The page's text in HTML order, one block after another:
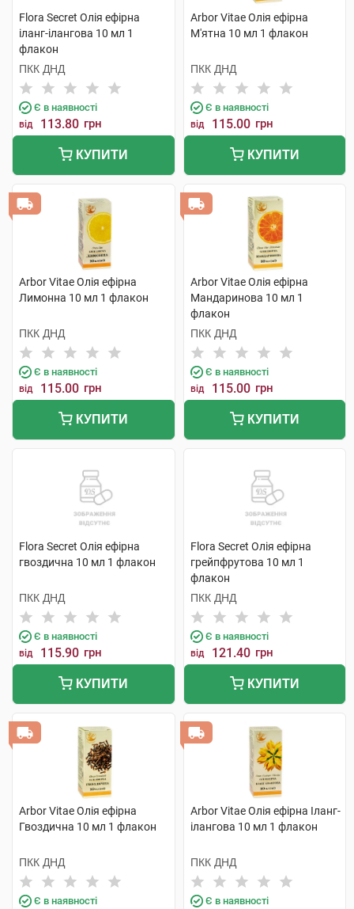
Flora Secret Олія ефірна
іланг-ілангова 10 мл 1
флакон
ПКК ДНД
Є в наявності
від 113.80 грн
КУПИТИ
Arbor Vitae Олія ефірна
М'ятна 10 мл 1 флакон
ПКК ДНД
Є в наявності
від 115.00 грн
КУПИТИ
Arbor Vitae Олія ефірна
Лимонна 10 мл 1 флакон
ПКК ДНД
Є в наявності
від 115.00 грн
КУПИТИ
Arbor Vitae Олія ефірна
Мандаринова 10 мл 1
флакон
ПКК ДНД
Є в наявності
від 115.00 грн
КУПИТИ
Flora Secret Олія ефірна
гвоздична 10 мл 1 флакон
ПКК ДНД
Є в наявності
від 115.90 грн
КУПИТИ
Flora Secret Олія ефірна
грейпфрутова 10 мл 1
флакон
ПКК ДНД
Є в наявності
від 121.40 грн
КУПИТИ
Arbor Vitae Олія ефірна
Гвоздична 10 мл 1 флакон
ПКК ДНД
Є в наявності
Arbor Vitae Олія ефірна Іланг-
ілангова 10 мл 1 флакон
ПКК ДНД
Є в наявності